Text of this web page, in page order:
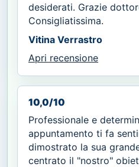
desiderati. Grazie
Consigliatissima.
Vitina Verrastro
Apri recensione
10,0/10
Professionale e
appuntamento ti fa
dimostrato la sua
centrato il "nostro"